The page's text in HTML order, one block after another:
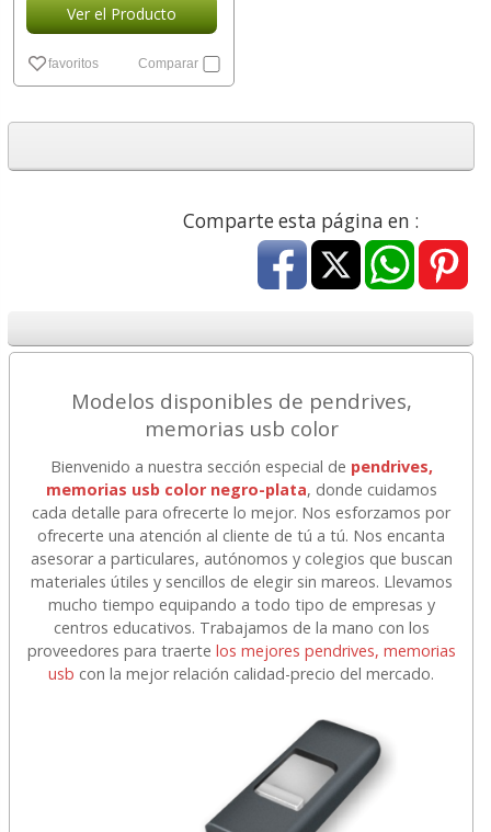
Ver el Producto
favoritos Comparar
Comparte esta página en :
Modelos disponibles de pendrives,
memorias usb color
Bienvenido a nuestra sección especial de pendrives,
memorias usb color negro-plata, donde cuidamos
cada detalle para ofrecerte lo mejor. Nos esforzamos por
ofrecerte una atención al cliente de tú a tú. Nos encanta
asesorar a particulares, autónomos y colegios que buscan
materiales útiles y sencillos de elegir sin mareos. Llevamos
mucho tiempo equipando a todo tipo de empresas y
centros educativos. Trabajamos de la mano con los
proveedores para traerte los mejores pendrives, memorias
usb con la mejor relación calidad-precio del mercado.